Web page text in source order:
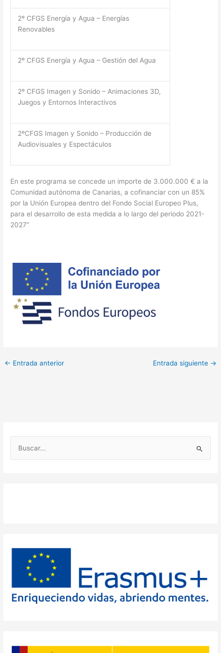
2º CFGS Energía y Agua – Energías
Renovables
2º CFGS Energía y Agua – Gestión del Agua
2º CFGS Imagen y Sonido – Animaciones 3D,
Juegos y Entornos Interactivos
2ºCFGS Imagen y Sonido – Producción de
Audiovisuales y Espectáculos
En este programa se concede un importe de 3.000.000 € a la
Comunidad autónoma de Canarias, a cofinanciar con un 85%
por la Unión Europea dentro del Fondo Social Europeo Plus,
para el desarrollo de esta medida a lo largo del periodo 2021-
2027”
← Entrada anterior Entrada siguiente →